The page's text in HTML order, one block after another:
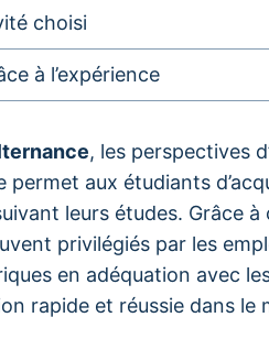
choisi
à l’expérience
, les perspectives
permet aux étudiants
leurs études. Grâce
privilégiés par les
en adéquation avec
rapide et réussie dans le